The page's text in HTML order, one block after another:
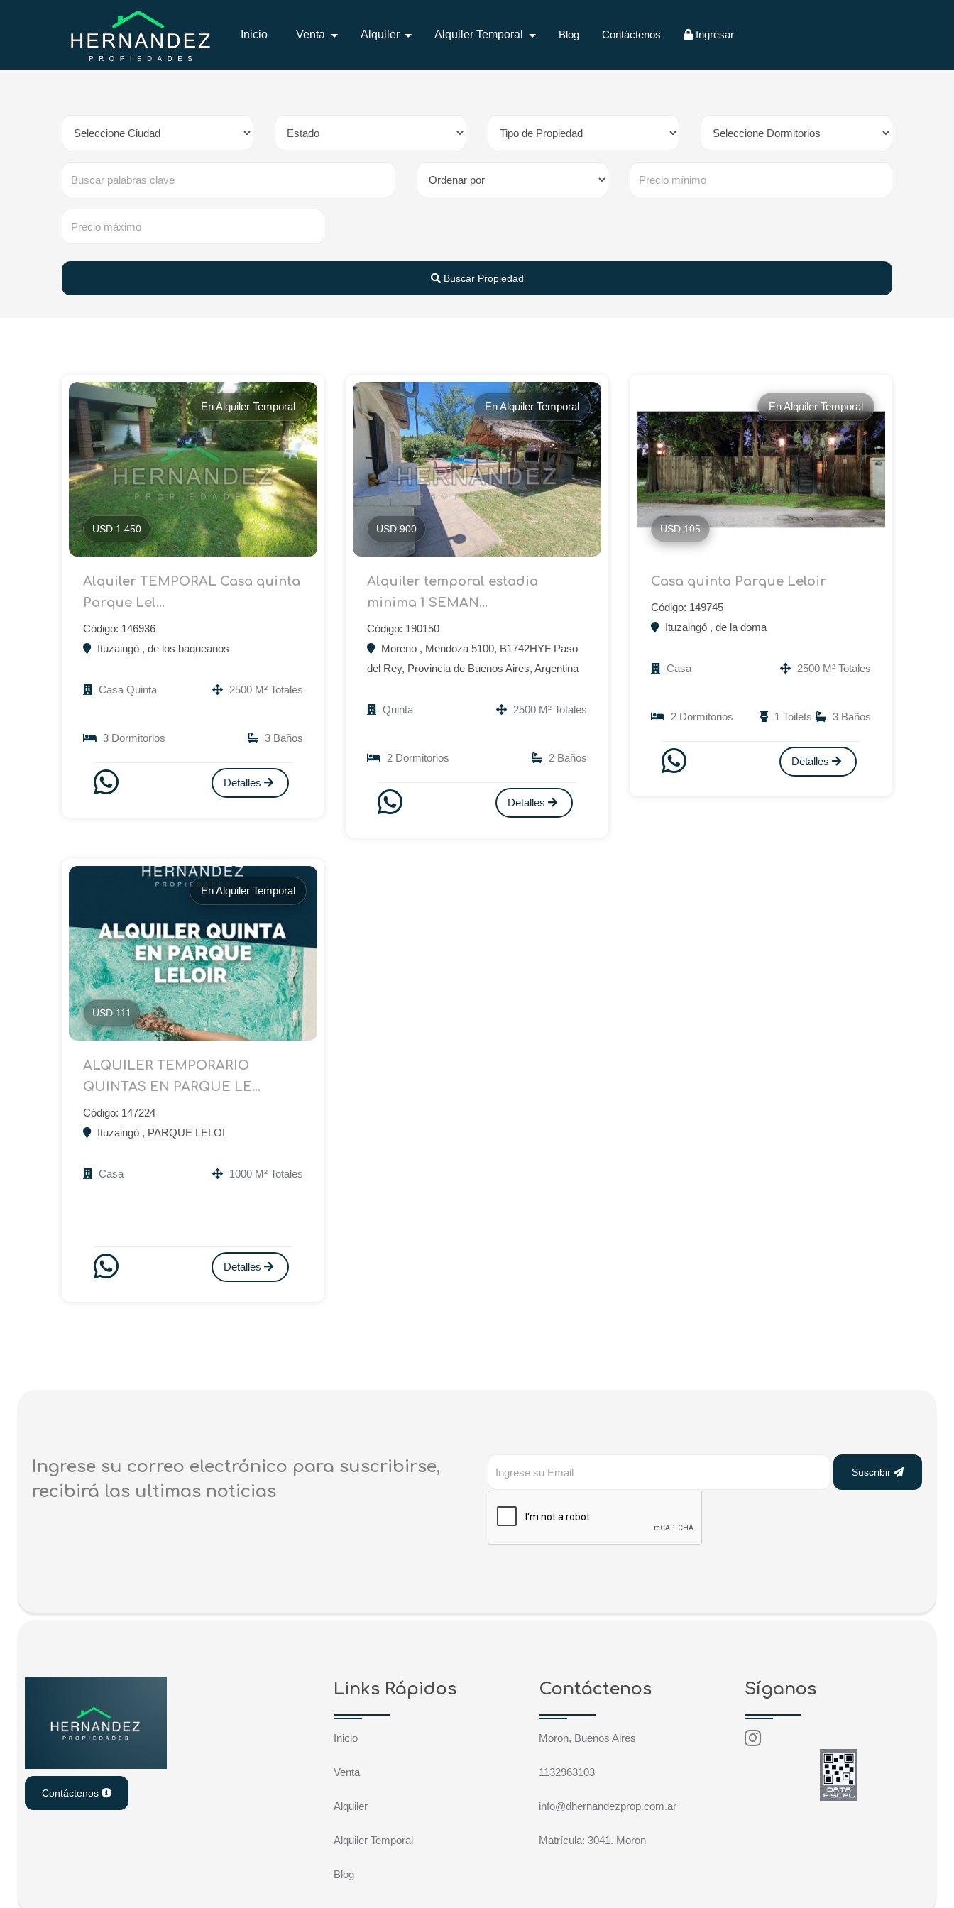
Inicio Venta Alquiler Alquiler Temporal Blog Contáctenos Ingresar
Buscar Propiedad
En Alquiler Temporal
USD 1.450
Alquiler TEMPORAL Casa quinta
Parque Lel...
Código: 146936
Ituzaingó , de los baqueanos
Casa Quinta 2500 M² Totales
3 Dormitorios 3 Baños
Detalles
En Alquiler Temporal
USD 900
Alquiler temporal estadia
minima 1 SEMAN...
Código: 190150
Moreno , Mendoza 5100, B1742HYF Paso
del Rey, Provincia de Buenos Aires, Argentina
Quinta 2500 M² Totales
2 Dormitorios 2 Baños
Detalles
En Alquiler Temporal
USD 105
Casa quinta Parque Leloir
Código: 149745
Ituzaingó , de la doma
Casa 2500 M² Totales
2 Dormitorios 3 Baños
1 Toilets
Detalles
En Alquiler Temporal
USD 111
ALQUILER TEMPORARIO
QUINTAS EN PARQUE LE...
Código: 147224
Ituzaingó , PARQUE LELOI
Casa 1000 M² Totales
Detalles
Ingrese su correo electrónico para suscribirse,
recibirá las ultimas noticias
Suscribir
Contáctenos
Links Rápidos
Inicio
Venta
Alquiler
Alquiler Temporal
Blog
Contáctenos
Moron, Buenos Aires
1132963103
info@dhernandezprop.com.ar
Matrícula: 3041. Moron
Síganos